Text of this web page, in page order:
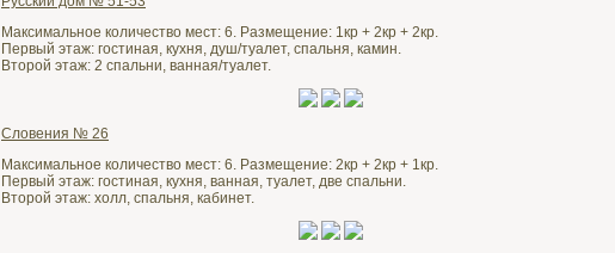
Максимальное количество мест: 6. Размещение: 1кр + 2кр + 2кр.
Первый этаж: гостиная, кухня, душ/туалет, спальня, камин.
Второй этаж: 2 спальни, ванная/туалет.
Словения № 26
Максимальное количество мест: 6. Размещение: 2кр + 2кр + 1кр.
Первый этаж: гостиная, кухня, ванная, туалет, две спальни.
Второй этаж: холл, спальня, кабинет.